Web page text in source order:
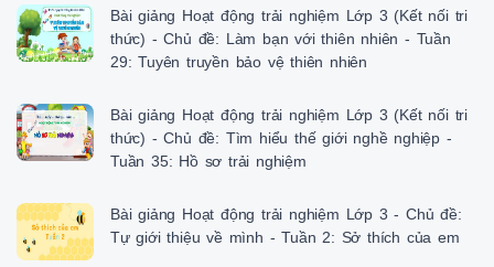
Bài giảng Hoạt động trải nghiệm Lớp 3 (Kết nối tri
thức) - Chủ đề: Làm bạn với thiên nhiên - Tuần
29: Tuyên truyền bảo vệ thiên nhiên
Bài giảng Hoạt động trải nghiệm Lớp 3 (Kết nối tri
thức) - Chủ đề: Tìm hiểu thế giới nghề nghiệp -
Tuần 35: Hồ sơ trải nghiệm
Bài giảng Hoạt động trải nghiệm Lớp 3 - Chủ đề:
Tự giới thiệu về mình - Tuần 2: Sở thích của em